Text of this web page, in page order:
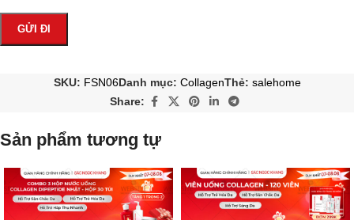
SKU: FSN06Danh mục: CollagenThẻ: salehome
Share:
Sản phẩm tương tự